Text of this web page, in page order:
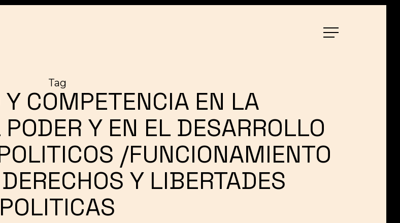
Menu
Tag
COMPETENCIA EN LA
Y EN EL DESARROLLO
/FUNCIONAMIENTO
Y LIBERTADES
POLITICAS